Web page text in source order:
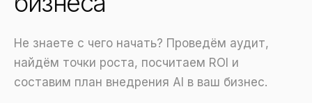
Не знаете с чего начать? Проведём аудит,
найдём точки роста, посчитаем ROI и
составим план внедрения AI в ваш бизнес.